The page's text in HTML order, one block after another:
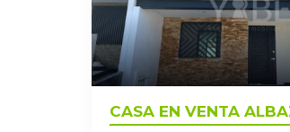
CASA EN VENTA